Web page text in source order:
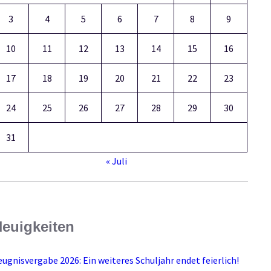
3 4 5 6 7 8 9
10 11 12 13 14 15 16
17 18 19 20 21 22 23
24 25 26 27 28 29 30
31
« Juli
2026: Ein weiteres Schuljahr endet feierlich!